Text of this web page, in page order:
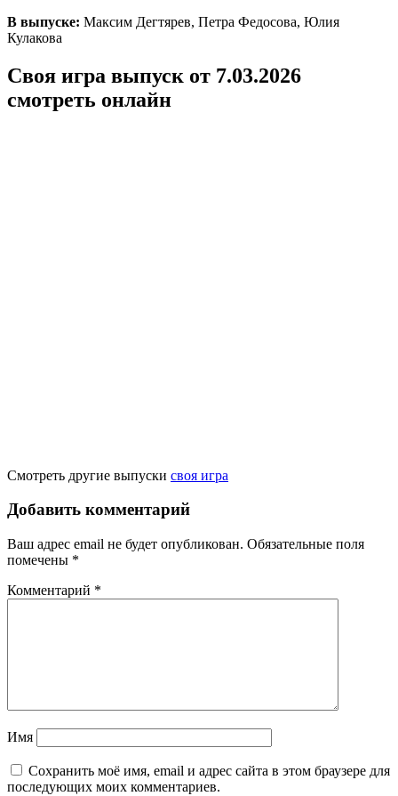
В выпуске: Максим Дегтярев, Петра Федосова, Юлия
Кулакова
Своя игра выпуск от 7.03.2026
смотреть онлайн
Смотреть другие выпуски своя игра
Добавить комментарий
Ваш адрес email не будет опубликован. Обязательные поля
помечены *
Комментарий *
Имя
Сохранить моё имя, email и адрес сайта в этом браузере для
последующих моих комментариев.